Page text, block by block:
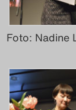
Foto: Nadine